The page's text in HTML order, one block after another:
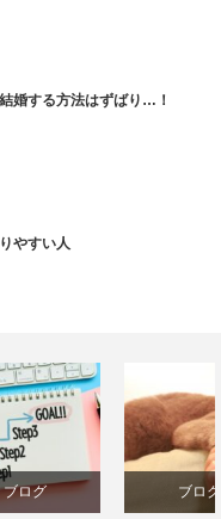
婚する方法はずばり…！
やすい人